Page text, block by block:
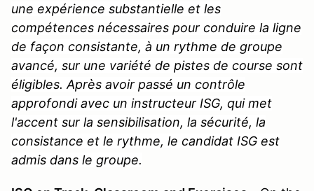
une expérience substantielle et les
compétences nécessaires pour conduire la ligne
de façon consistante, à un rythme de groupe
avancé, sur une variété de pistes de course sont
éligibles. Après avoir passé un contrôle
approfondi avec un instructeur ISG, qui met
l'accent sur la sensibilisation, la sécurité, la
consistance et le rythme, le candidat ISG est
admis dans le groupe.